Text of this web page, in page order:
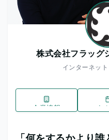
株式会社フラッグ
インターネッ
企業情報 イ